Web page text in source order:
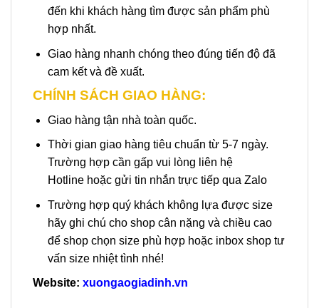
đến khi khách hàng tìm được sản phẩm phù
hợp nhất.
Giao hàng nhanh chóng theo đúng tiến độ đã
cam kết và đề xuất.
CHÍNH SÁCH GIAO HÀNG:
Giao hàng tận nhà toàn quốc.
Thời gian giao hàng tiêu chuẩn từ 5-7 ngày.
Trường hợp cần gấp vui lòng liên hệ
Hotline hoặc gửi tin nhắn trực tiếp qua Zalo
Trường hợp quý khách không lựa được size
hãy ghi chú cho shop cân nặng và chiều cao
để shop chọn size phù hợp hoặc inbox shop tư
vấn size nhiệt tình nhé!
Website: xuongaogiadinh.vn